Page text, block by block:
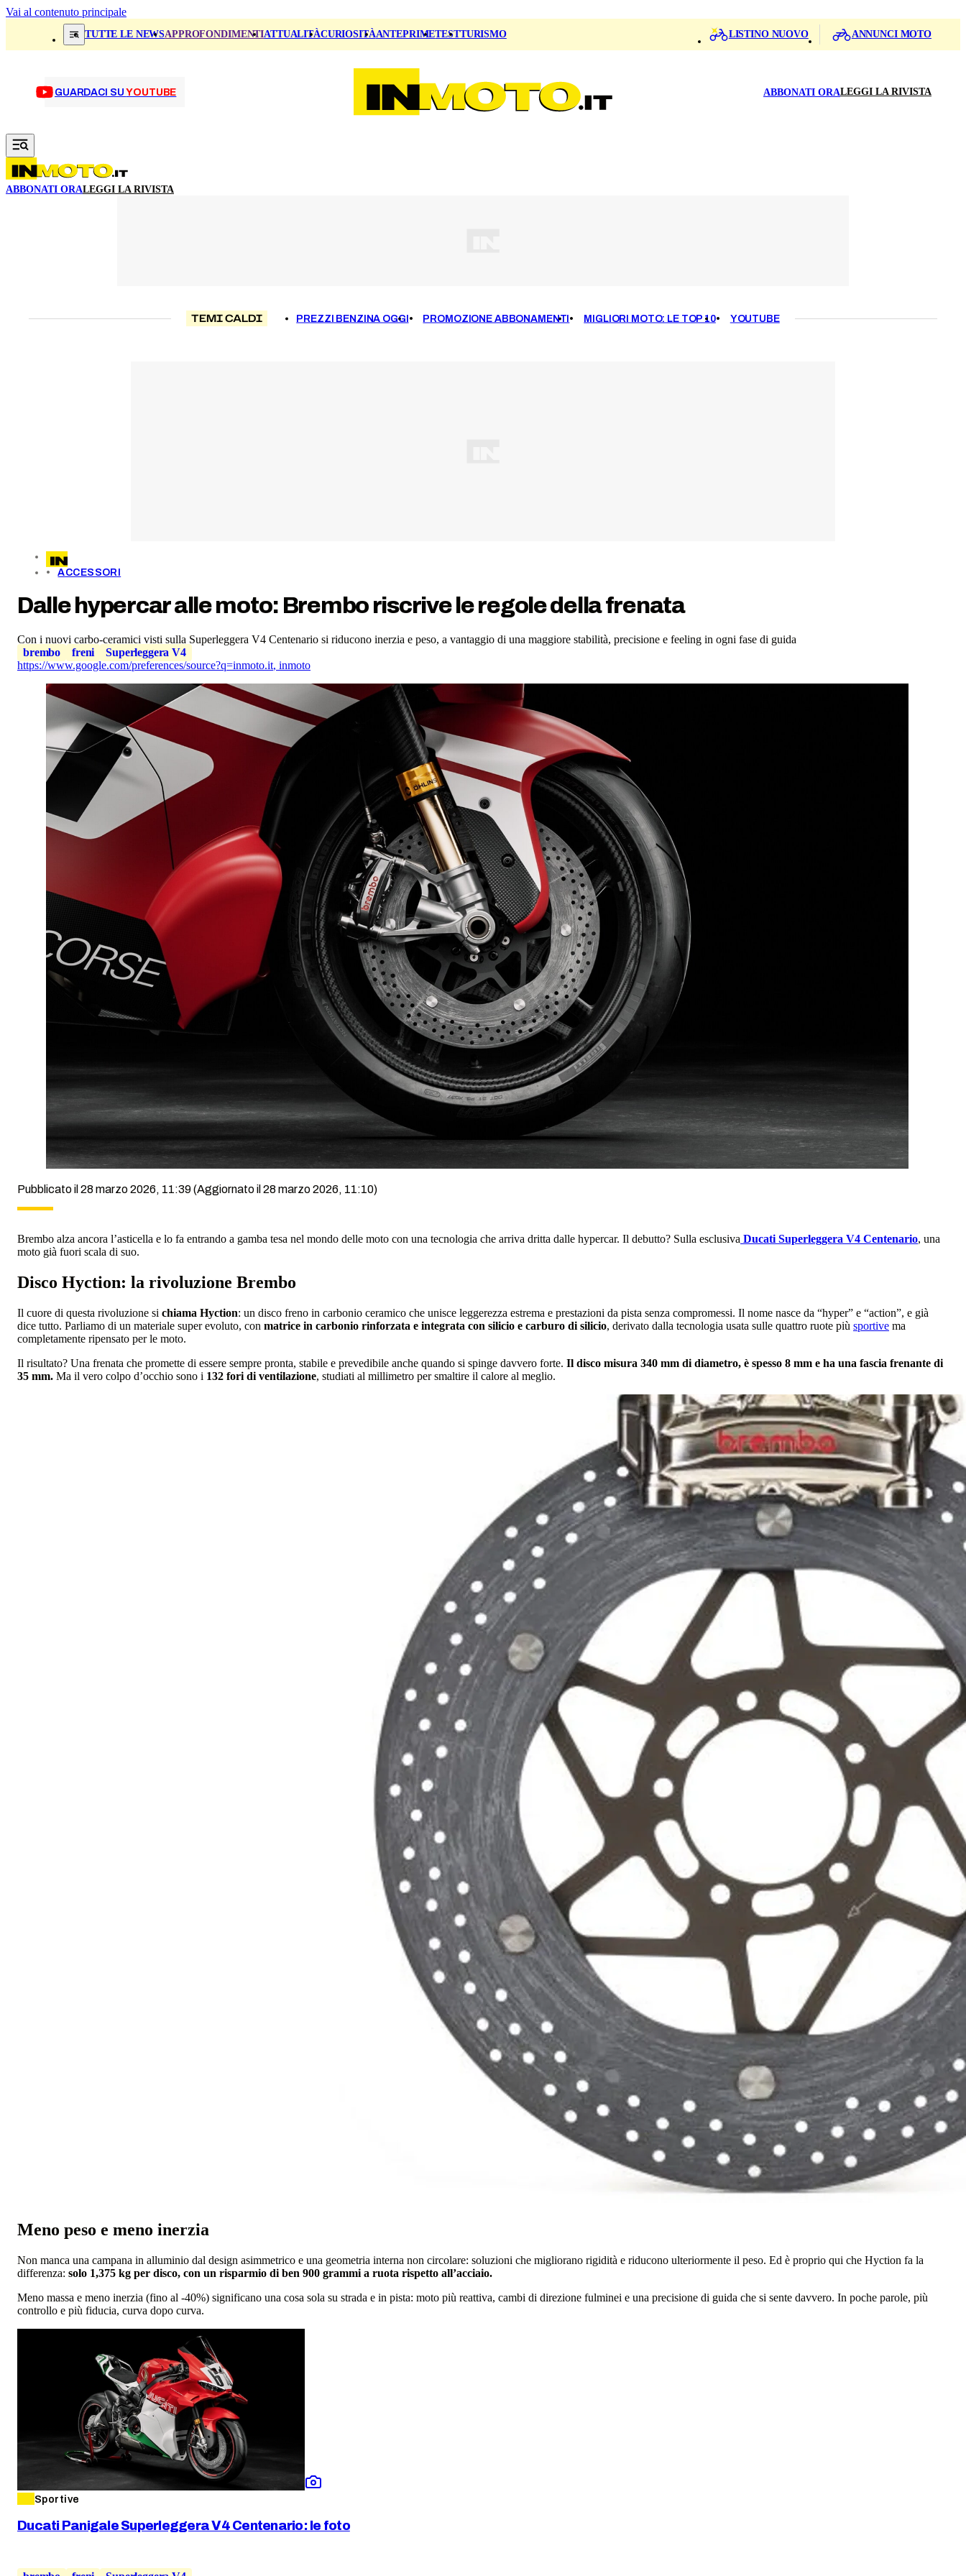
Vai al contenuto principale
TUTTE LE NEWSAPPROFONDIMENTIATTUALITÀCURIOSITÀANTEPRIMETESTTURISMO LISTINO NUOVO ANNUNCI MOTO
GUARDACI SUYOUTUBE ABBONATI ORALEGGI LA RIVISTA
ABBONATI ORALEGGI LA RIVISTA
TEMI CALDI PREZZI BENZINA OGGI PROMOZIONE ABBONAMENTI MIGLIORI MOTO: LE TOP 10 YOUTUBE
ACCESSORI
Dalle hypercar alle moto: Brembo riscrive le regole della frenata
Con i nuovi carbo-ceramici visti sulla Superleggera V4 Centenario si riducono inerzia e peso, a vantaggio di una maggiore stabilità, precisione e feeling in ogni fase di guida
brembo
freni
Superleggera V4
https://www.google.com/preferences/source?q=inmoto.it, inmoto
Pubblicato il 28 marzo 2026, 11:39(Aggiornato il 28 marzo 2026, 11:10)
Brembo alza ancora l’asticella e lo fa entrando a gamba tesa nel mondo delle moto con una tecnologia che arriva dritta dalle hypercar. Il debutto? Sulla esclusiva Ducati Superleggera V4 Centenario, una
moto già fuori scala di suo.
Disco Hyction: la rivoluzione Brembo
Il cuore di questa rivoluzione si chiama Hyction: un disco freno in carbonio ceramico che unisce leggerezza estrema e prestazioni da pista senza compromessi. Il nome nasce da “hyper” e “action”, e già
dice tutto. Parliamo di un materiale super evoluto, con matrice in carbonio rinforzata e integrata con silicio e carburo di silicio, derivato dalla tecnologia usata sulle quattro ruote più sportive ma
completamente ripensato per le moto.
Il risultato? Una frenata che promette di essere sempre pronta, stabile e prevedibile anche quando si spinge davvero forte. Il disco misura 340 mm di diametro, è spesso 8 mm e ha una fascia frenante di
35 mm. Ma il vero colpo d’occhio sono i 132 fori di ventilazione, studiati al millimetro per smaltire il calore al meglio.
Meno peso e meno inerzia
Non manca una campana in alluminio dal design asimmetrico e una geometria interna non circolare: soluzioni che migliorano rigidità e riducono ulteriormente il peso. Ed è proprio qui che Hyction fa la
differenza: solo 1,375 kg per disco, con un risparmio di ben 900 grammi a ruota rispetto all’acciaio.
Meno massa e meno inerzia (fino al -40%) significano una cosa sola su strada e in pista: moto più reattiva, cambi di direzione fulminei e una precisione di guida che si sente davvero. In poche parole, più
controllo e più fiducia, curva dopo curva.
Sportive
Ducati Panigale Superleggera V4 Centenario: le foto